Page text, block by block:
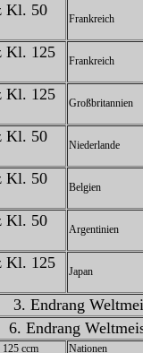
Kl. 50
Frankreich
Kl. 125
Frankreich
Kl. 125
Großbritannien
Kl. 50
Niederlande
Kl. 50
Belgien
Kl. 50
Argentinien
Kl. 125
Japan
3. Endrang
6. Endrang
ccm Nationen